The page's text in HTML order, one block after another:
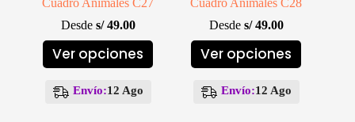
Desde s/49.00
Ver opciones
Este
producto
múltiples
Envío:12 Ago
Desde s/49.00
Ver opciones
Este
producto
múltiples
Envío:12 Ago